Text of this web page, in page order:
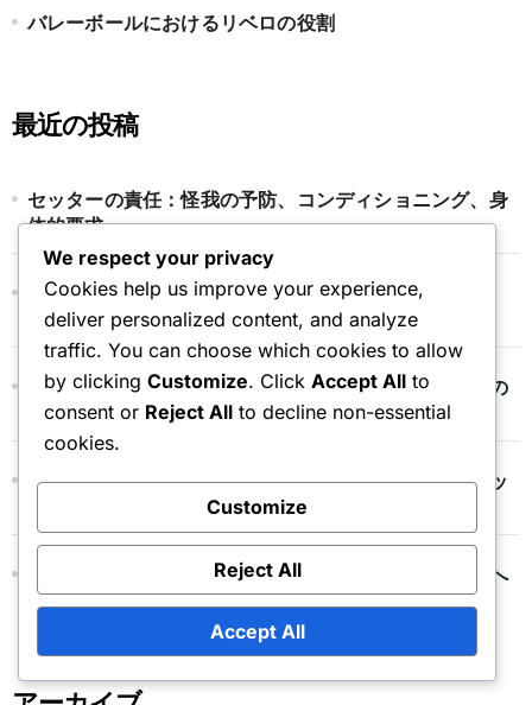
バレーボールにおけるリベロの役割
最近の投稿
セッターの責任：怪我の予防、コンディショニング、身
体的要求
セッターの責任：スタイル設定、テンポコントロール、
ゲームフロー管理
セッターの責任：ローテーションの理解、ポジションの
責任、チームダイナミクス
セッターの責任：ヒッターとの関係構築、フィードバッ
クメカニズム、そして信頼
アウトサイドヒッター：異なるディフェンススキームへ
の適応、ブロッカーの読み取り、そして調整
We respect your privacy
Cookies help us improve your experience,
deliver personalized content, and analyze
traffic. You can choose which cookies to allow
by clicking Customize. Click Accept All to
consent or Reject All to decline non-essential
cookies.
Customize
Reject All
Accept All